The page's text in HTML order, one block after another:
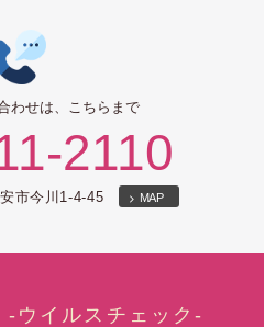
わせは、こちらまで
2110
市今川1-4-45 MAP
-ウイルスチェック-